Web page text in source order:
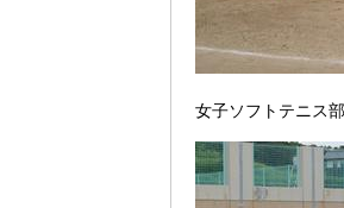
女子ソフトテニス部